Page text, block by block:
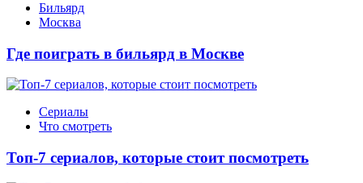
Бильярд
Москва
Где поиграть в бильярд в Москве
Сериалы
Что смотреть
Топ-7 сериалов, которые стоит посмотреть